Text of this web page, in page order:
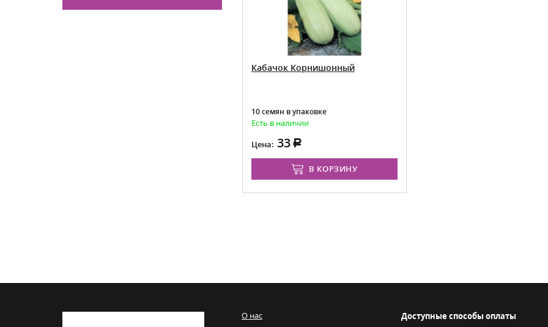
Кабачок Корнишонный
10 семян в упаковке
Есть в наличии
Цена: 33
В КОРЗИНУ
О нас
Доступные способы оплаты